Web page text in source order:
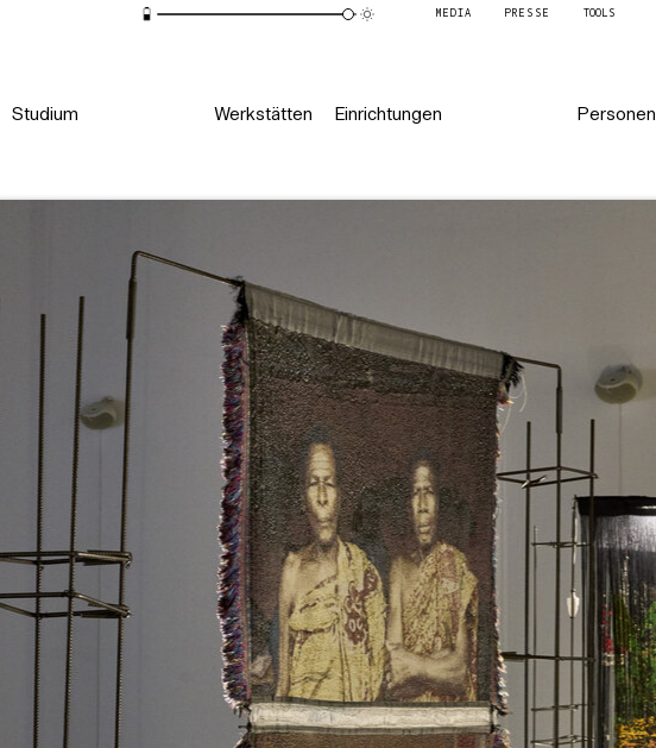
MEDIA PRESSE TOOLS
Studium Werkstätten Einrichtungen Personen